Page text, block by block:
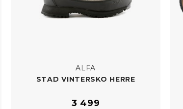
ALFA
STAD VINTERSKO HERRE
3 499